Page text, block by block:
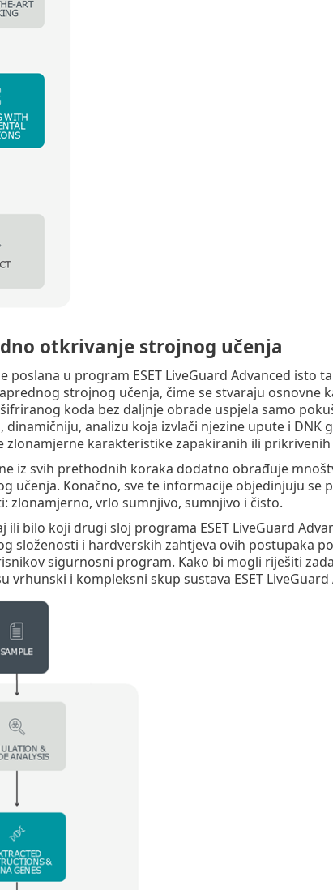
otkrivanje strojnog učenja
poslana u program ESET LiveGuard Advanced
strojnog učenja, čime se stvaraju osnovne
koda bez daljnje obrade uspjela samo
analizu koja izvlači njezine upute i DNK
zlonamjerne karakteristike zapakiranih ili prikrivenih
iz svih prethodnih koraka dodatno obrađuje
učenja. Konačno, sve te informacije objedinjuju se
zlonamjerno, vrlo sumnjivo, sumnjivo i čisto.
ili bilo koji drugi sloj programa ESET LiveGuard
složenosti i hardverskih zahtjeva ovih postupaka
sigurnosni program. Kako bi mogli riješiti
vrhunski i kompleksni skup sustava ESET LiveGuard